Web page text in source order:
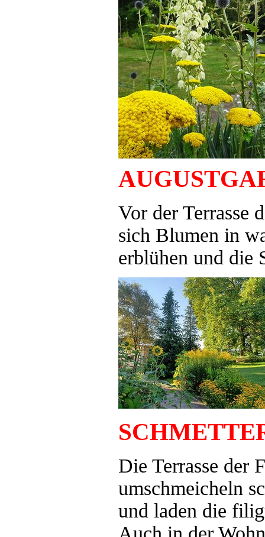
Vor der Terrasse
sich Blumen in
erblühen und die
Die Terrasse der
umschmeicheln
und laden die